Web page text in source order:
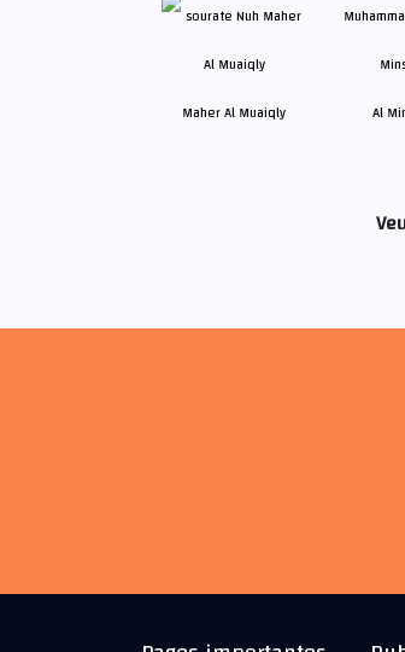
Maher Al Muaiqly Al